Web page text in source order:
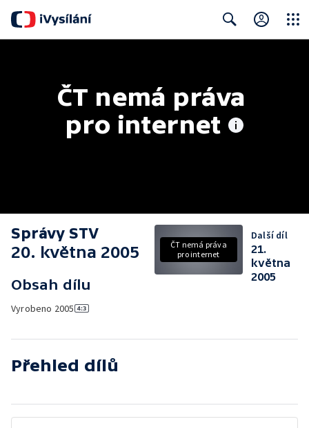
ČT nemá práva
pro internet
Správy STV
20. května 2005
Obsah dílu
Vyrobeno 2005
ČT nemá práva
pro internet
Další díl
21.
května
2005
Přehled dílů